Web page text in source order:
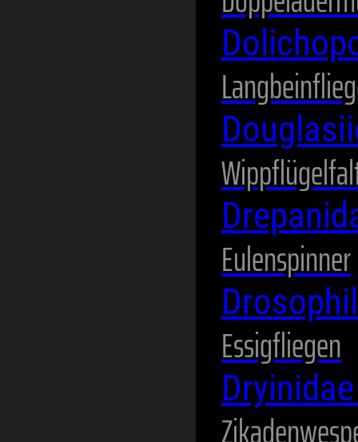
Eulenspinner
Essigfliegen